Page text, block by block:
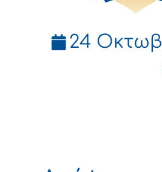
24